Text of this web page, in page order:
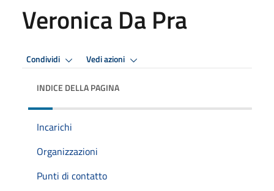
Veronica Da Pra
Condividi Vedi azioni
INDICE DELLA PAGINA
Incarichi
Organizzazioni
Punti di contatto